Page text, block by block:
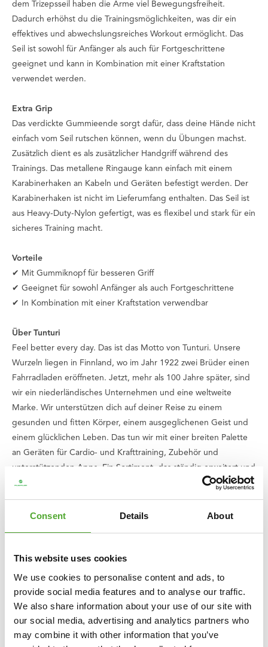
Consent Details About
This website uses cookies
We use cookies to personalise content and ads, to
provide social media features and to analyse our traffic.
We also share information about your use of our site with
our social media, advertising and analytics partners who
may combine it with other information that you’ve
dem Trizepsseil haben die Arme viel Bewegungsfreiheit.
Dadurch erhöhst du die Trainingsmöglichkeiten, was dir ein
effektives und abwechslungsreiches Workout ermöglicht. Das
Seil ist sowohl für Anfänger als auch für Fortgeschrittene
geeignet und kann in Kombination mit einer Kraftstation
verwendet werden.
Extra Grip
Das verdickte Gummieende sorgt dafür, dass deine Hände nicht
einfach vom Seil rutschen können, wenn du Übungen machst.
Zusätzlich dient es als zusätzlicher Handgriff während des
Trainings. Das metallene Ringauge kann einfach mit einem
Karabinerhaken an Kabeln und Geräten befestigt werden. Der
Karabinerhaken ist nicht im Lieferumfang enthalten. Das Seil ist
aus Heavy-Duty-Nylon gefertigt, was es flexibel und stark für ein
sicheres Training macht.
Vorteile
✔ Mit Gummiknopf für besseren Griff
✔ Geeignet für sowohl Anfänger als auch Fortgeschrittene
✔ In Kombination mit einer Kraftstation verwendbar
Über Tunturi
Feel better every day. Das ist das Motto von Tunturi. Unsere
Wurzeln liegen in Finnland, wo im Jahr 1922 zwei Brüder einen
Fahrradladen eröffneten. Jetzt, mehr als 100 Jahre später, sind
wir ein niederländisches Unternehmen und eine weltweite
Marke. Wir unterstützen dich auf deiner Reise zu einem
gesunden und fitten Körper, einem ausgeglichenen Geist und
einem glücklichen Leben. Das tun wir mit einer breiten Palette
an Geräten für Cardio- und Krafttraining, Zubehör und
unterstützenden Apps. Ein Sortiment, das ständig erweitert und
verbessert wird, mit qualitativen Produkten und exzellenter
Garantie. Wenn du irgendwo nicht weiterkommst oder Fragen
hast, steht unser Serviceteam für dich bereit.
Sporttreiben hat, auch Kinder. Deshalb spenden wir von jedem
Kauf, den du tätigst, einen Betrag an
Stiftung Fitkids
wir gemeinsam dafür, dass Kinder mit einer Behinderung Sport
treiben können.
Spezifikationen